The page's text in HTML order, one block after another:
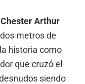
Chester Arthur
metros de
historia como
que cruzó el
siendo